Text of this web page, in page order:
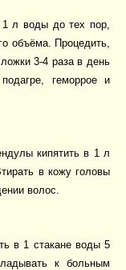
1 л воды до тех пор,
объёма. Процедить,
3-4 раза в день
геморрое и
кипятить в 1 л
в кожу головы
волос.
в 1 стакане воды 5
к больным